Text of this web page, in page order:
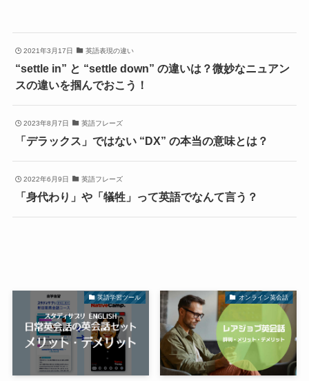
2021年3月17日 英語表現の違い
“settle in” と “settle down” の違いは？微妙なニュアン
スの違いを掴んでおこう！
2023年8月7日 英語フレーズ
「デラックス」ではない “DX” の本当の意味とは？
2022年6月9日 英語フレーズ
「身代わり」や「犠牲」って英語でなんて言う？
英語学習ツール オンライン英会話